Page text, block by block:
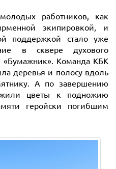
работников, как
экипировкой, и
поддержкой стало уже
в сквере духового
«Бумажник». Команда КБК
деревья и полосу вдоль
А по завершению
цветы к подножию
геройски погибшим